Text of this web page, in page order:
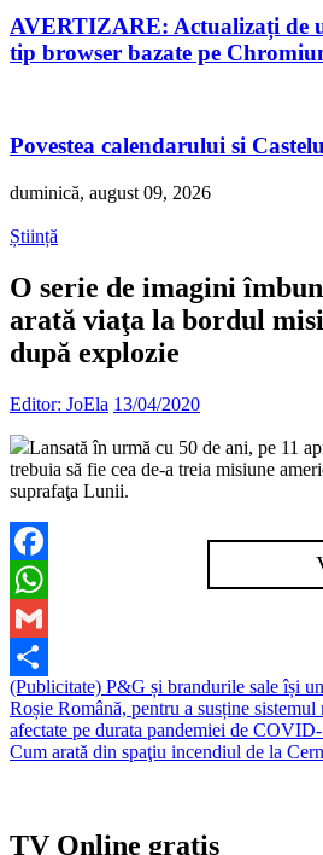
AVERTIZARE: Actualizați de
tip browser bazate pe
Povestea calendarului si
duminică, august 09, 2026
Știință
O serie de imagini
arată viaţa la bordul
după explozie
Editor: JoEla 13/04/2020
Lansată în urmă cu 50 de ani, pe 11
trebuia să fie cea de-a treia misiune
suprafaţa Lunii.
Facebook
WhatsApp
Gmail
Partajează
Navigare
în
articole
(Publicitate) P&G și brandurile sale își
Roșie Română, pentru a susține
afectate pe durata pandemiei de
Cum arată din spaţiu incendiul de la
TV Online gratis